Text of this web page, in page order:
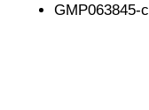
GMP063845-